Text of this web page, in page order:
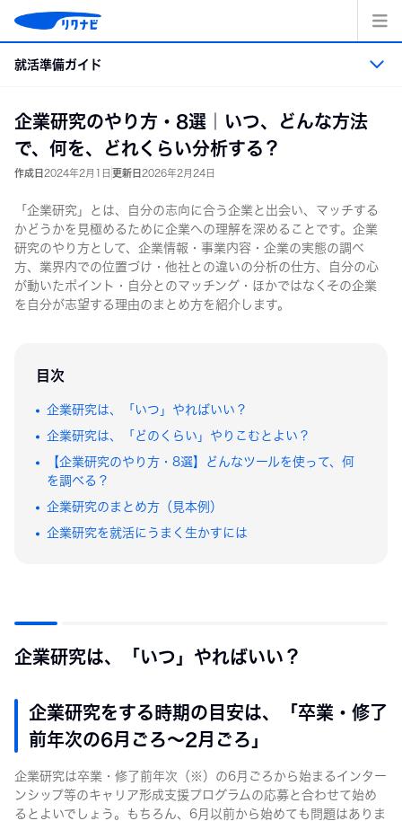
テ
キッ
就活準備ガイド
就活準備ガイド トップ
業界・職業・企業研究
エントリーシート・適性検査の準備
インターンシップ＆キャリア
大学1・2年生
企業研究のやり方・8選｜いつ、どんな方法
で、何を、どれくらい分析する？
作成日 2024年2月1日 更新日 2026年2月24日
「企業研究」とは、自分の志向に合う企業と出会い、マッチする
かどうかを見極めるために企業への理解を深めることです。企業
研究のやり方として、企業情報・事業内容・企業の実態の調べ
方、業界内での位置づけ・他社との違いの分析の仕方、自分の心
が動いたポイント・自分とのマッチング・ほかではなくその企業
を自分が志望する理由のまとめ方を紹介します。
目次
企業研究は、「いつ」やればいい？
企業研究は、「どのくらい」やりこむとよい？
【企業研究のやり方・8選】どんなツールを使って、何
を調べる？
企業研究のまとめ方（見本例）
企業研究を就活にうまく生かすには
企業研究は、「いつ」やればいい？
企業研究をする時期の目安は、「卒業・修了
前年次の6月ごろ〜2月ごろ」
企業研究は卒業・修了前年次（※）の6月ごろから始まるインター
ンシップ等のキャリア形成支援プログラムの応募と合わせて始め
るとよいでしょう。もちろん、6月以前から始めても問題はありま